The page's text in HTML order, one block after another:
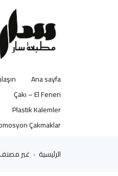
Ana sayfa
Çakı – El Feneri
Plastik Kalemler
Çakmaklar
الرئيسية › غير